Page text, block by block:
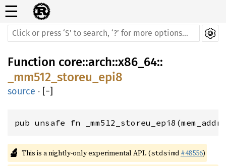
☰
Function core::arch::x86_64::
_mm512_storeu_epi8
source · [−]
pub unsafe fn
🔬 This is a nightly-only experimental API. (stdsimd #48556)